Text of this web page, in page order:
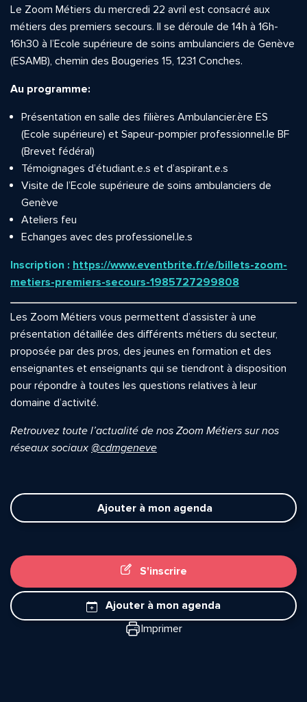
Le Zoom Métiers du mercredi 22 avril est consacré aux
métiers des premiers secours. Il se déroule de 14h à 16h-
16h30 à l’Ecole supérieure de soins ambulanciers de Genève
(ESAMB), chemin des Bougeries 15, 1231 Conches.
Au programme:
Présentation en salle des filières Ambulancier.ère ES
(Ecole supérieure) et Sapeur-pompier professionnel.le BF
(Brevet fédéral)
Témoignages d’étudiant.e.s et d’aspirant.e.s
Visite de l’Ecole supérieure de soins ambulanciers de
Genève
Ateliers feu
Echanges avec des professionel.le.s
Inscription : https://www.eventbrite.fr/e/billets-zoom-
metiers-premiers-secours-1985727299808
Les Zoom Métiers vous permettent d’assister à une
présentation détaillée des différents métiers du secteur,
proposée par des pros, des jeunes en formation et des
enseignantes et enseignants qui se tiendront à disposition
pour répondre à toutes les questions relatives à leur
domaine d’activité.
Retrouvez toute l’actualité de nos Zoom Métiers sur nos
réseaux sociaux @cdmgeneve
Ajouter à mon agenda
S'inscrire
Ajouter à mon agenda
Imprimer
Quelle est la pertinence de cette page?